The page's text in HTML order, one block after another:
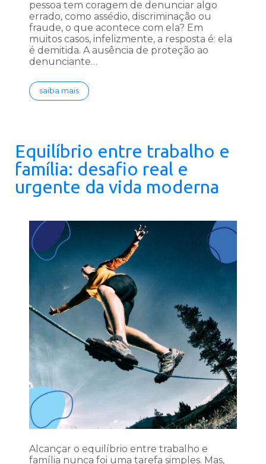
pessoa tem coragem de denunciar algo
errado, como assédio, discriminação ou
fraude, o que acontece com ela? Em
muitos casos, infelizmente, a resposta é: ela
é demitida. A ausência de proteção ao
denunciante…
saiba mais
Equilíbrio entre trabalho e
família: desafio real e
urgente da vida moderna
Alcançar o equilíbrio entre trabalho e
família nunca foi uma tarefa simples. Mas,